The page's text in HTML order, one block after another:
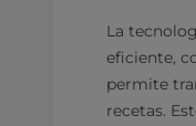
La
eficiente,
permite
recetas.